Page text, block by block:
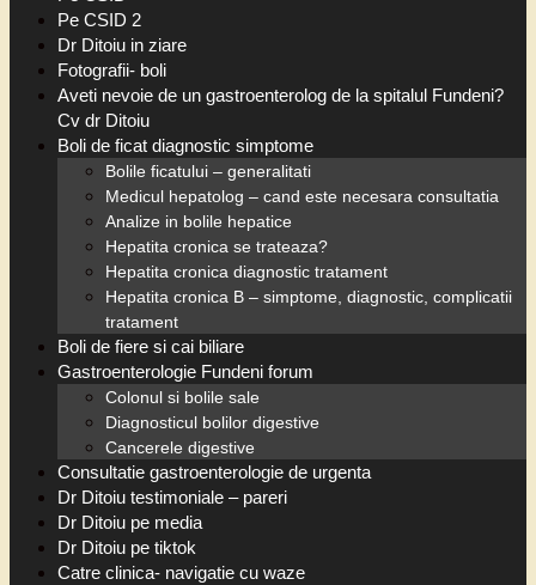
Pe CSID 2
Dr Ditoiu in ziare
Fotografii- boli
Aveti nevoie de un gastroenterolog de la spitalul Fundeni?
Cv dr Ditoiu
Boli de ficat diagnostic simptome
Bolile ficatului – generalitati
Medicul hepatolog – cand este necesara consultatia
Analize in bolile hepatice
Hepatita cronica se trateaza?
Hepatita cronica diagnostic tratament
Hepatita cronica B – simptome, diagnostic, complicatii
tratament
Boli de fiere si cai biliare
Gastroenterologie Fundeni forum
Colonul si bolile sale
Diagnosticul bolilor digestive
Cancerele digestive
Consultatie gastroenterologie de urgenta
Dr Ditoiu testimoniale – pareri
Dr Ditoiu pe media
Dr Ditoiu pe tiktok
Catre clinica- navigatie cu waze